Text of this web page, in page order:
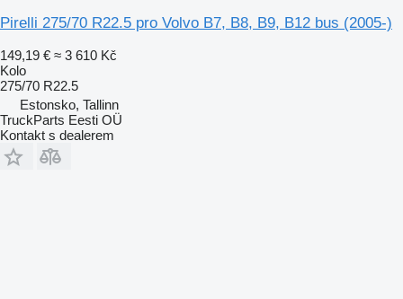
Pirelli 275/70 R22.5 pro Volvo B7, B8, B9, B12 bus (2005-)
149,19 € ≈ 3 610 Kč
Kolo
275/70 R22.5
Estonsko, Tallinn
TruckParts Eesti OÜ
Kontakt s dealerem